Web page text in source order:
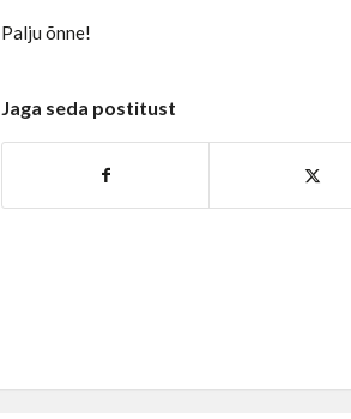
Palju õnne!
Jaga seda postitust